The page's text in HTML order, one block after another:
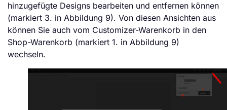
hinzugefügte Designs bearbeiten und entfernen können
(markiert 3. in Abbildung 9). Von diesen Ansichten aus
können Sie auch vom Customizer-Warenkorb in den
Shop-Warenkorb (markiert 1. in Abbildung 9)
wechseln.